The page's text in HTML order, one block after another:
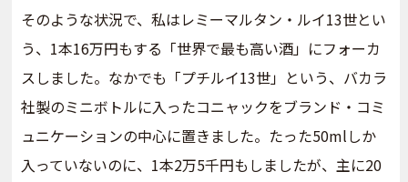
そのような状況で、私はレミーマルタン・ルイ13世とい
う、1本16万円もする「世界で最も高い酒」にフォーカ
スしました。なかでも「プチルイ13世」という、バカラ
社製のミニボトルに入ったコニャックをブランド・コミ
ュニケーションの中心に置きました。たった50mlしか
入っていないのに、1本2万5千円もしましたが、主に20